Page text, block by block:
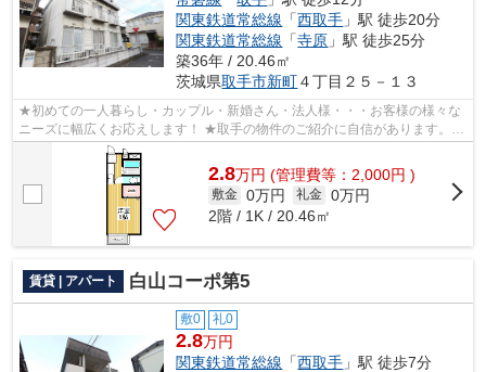
関東鉄道常総線 「西取手 」駅 徒歩20分
関東鉄道常総線 「寺原 」駅 徒歩25分
築36年 / 20.46㎡
茨城県取手市新町４丁目２５－１３
★初めての一人暮らし・カップル・新婚さん・法人様・・・お客様の様々な
ニーズに幅広くお応えします！ ★取手の物件のご紹介に自信があります。取
手エリアの最新賃貸情報を幅広く豊富な...
2.8万円 (管理費等：2,000円 )
敷金 0万円 礼金 0万円
2階 / 1K / 20.46㎡
賃貸 | アパート 白山コーポ第5
敷0 礼0
2.8万円
関東鉄道常総線 「西取手 」駅 徒歩7分